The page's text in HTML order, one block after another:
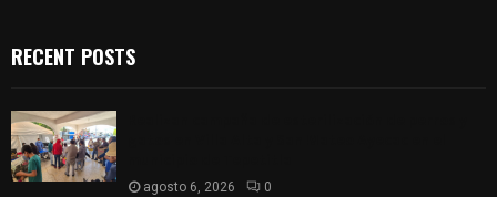
RECENT POSTS
agosto 6, 2026 0